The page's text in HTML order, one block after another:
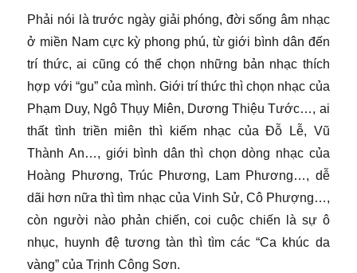
Phải nói là trước ngày giải phóng, đời sống âm nhạc
ở miền Nam cực kỳ phong phú, từ giới bình dân đến
trí thức, ai cũng có thể chọn những bản nhạc thích
hợp với “gu” của mình. Giới trí thức thì chọn nhạc của
Phạm Duy, Ngô Thụy Miên, Dương Thiệu Tước…, ai
thất tình triền miên thì kiếm nhạc của Đỗ Lễ, Vũ
Thành An…, giới bình dân thì chọn dòng nhạc của
Hoàng Phương, Trúc Phương, Lam Phương…, dễ
dãi hơn nữa thì tìm nhạc của Vinh Sử, Cô Phượng…,
còn người nào phản chiến, coi cuộc chiến là sự ô
nhục, huynh đệ tương tàn thì tìm các “Ca khúc da
vàng” của Trịnh Công Sơn.